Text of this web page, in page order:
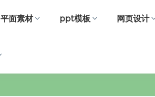
平面素材 ppt模板 网页设计